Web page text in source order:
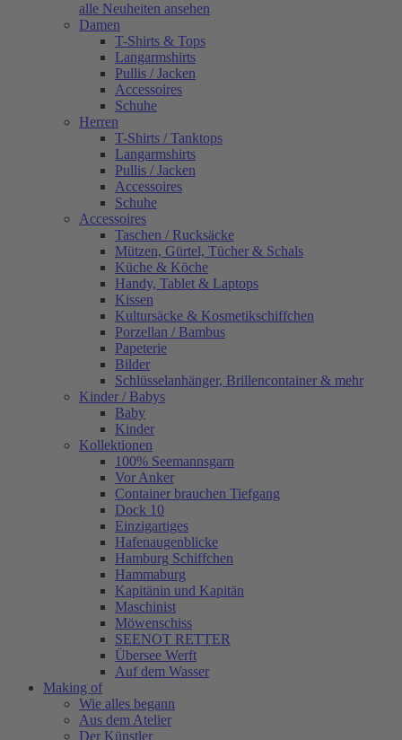
alle Neuheiten ansehen
Damen
T-Shirts & Tops
Langarmshirts
Pullis / Jacken
Accessoires
Schuhe
Herren
T-Shirts / Tanktops
Langarmshirts
Pullis / Jacken
Accessoires
Schuhe
Accessoires
Taschen / Rucksäcke
Mützen, Gürtel, Tücher & Schals
Küche & Köche
Handy, Tablet & Laptops
Kissen
Kultursäcke & Kosmetikschiffchen
Porzellan / Bambus
Papeterie
Bilder
Schlüsselanhänger, Brillencontainer & mehr
Kinder / Babys
Baby
Kinder
Kollektionen
100% Seemannsgarn
Vor Anker
Container brauchen Tiefgang
Dock 10
Einzigartiges
Hafenaugen­blicke
Hamburg Schiffchen
Hammaburg
Kapitänin und Kapitän
Maschinist
Möwenschiss
SEENOT RETTER
Übersee Werft
Auf dem Wasser
Making of
Wie alles begann
Aus dem Atelier
Der Künstler